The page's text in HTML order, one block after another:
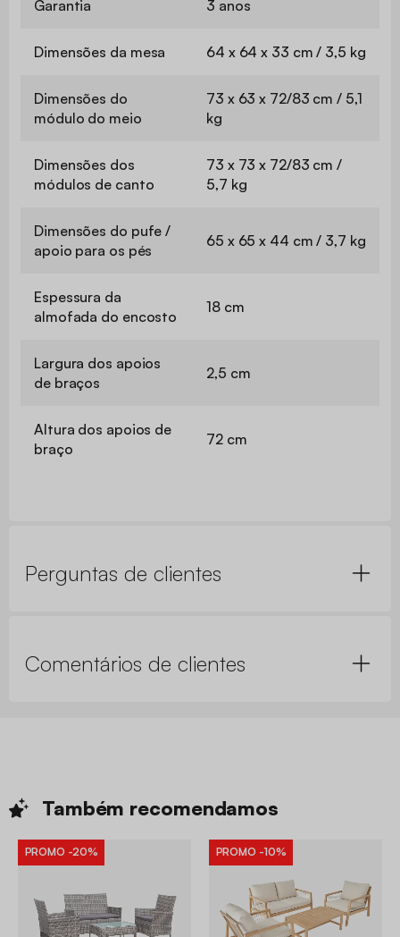
Garantia 3 anos
Dimensões da mesa 64 x 64 x 33 cm / 3,5 kg
Dimensões do
módulo do meio
73 x 63 x 72/83 cm / 5,1
kg
Dimensões dos
módulos de canto
73 x 73 x 72/83 cm /
5,7 kg
Dimensões do pufe /
apoio para os pés
65 x 65 x 44 cm / 3,7 kg
Espessura da
almofada do encosto
18 cm
Largura dos apoios
de braços
2,5 cm
Altura dos apoios de
braço
72 cm
Perguntas de clientes
Comentários de clientes
Também recomendamos
PROMO -20% PROMO -10%